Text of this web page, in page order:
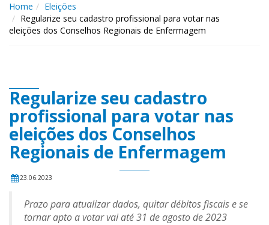
Home
Eleições
Regularize seu cadastro profissional para votar nas
eleições dos Conselhos Regionais de Enfermagem
Regularize seu cadastro
profissional para votar nas
eleições dos Conselhos
Regionais de Enfermagem
23.06.2023
Prazo para atualizar dados, quitar débitos fiscais e se
tornar apto a votar vai até 31 de agosto de 2023